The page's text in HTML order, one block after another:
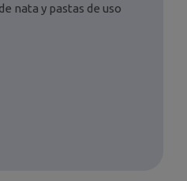
nata y pastas de uso